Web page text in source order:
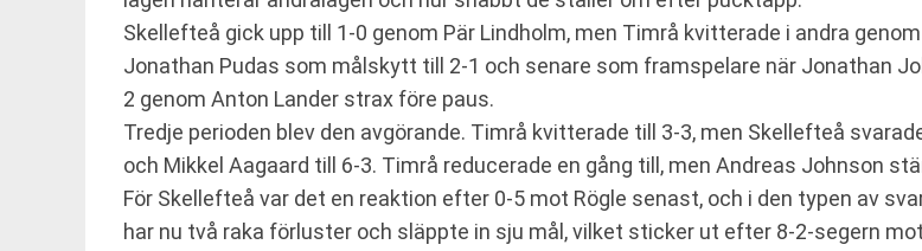
Skellefteå gick upp till 1-0 genom Pär Lindholm, men Timrå kvitterade i andra
Jonathan Pudas som målskytt till 2-1 och senare som framspelare när Jonathan
2 genom Anton Lander strax före paus.
Tredje perioden blev den avgörande. Timrå kvitterade till 3-3, men Skellefteå
och Mikkel Aagaard till 6-3. Timrå reducerade en gång till, men Andreas Johnson
För Skellefteå var det en reaktion efter 0-5 mot Rögle senast, och i den typen av
har nu två raka förluster och släppte in sju mål, vilket sticker ut efter 8-2-segern